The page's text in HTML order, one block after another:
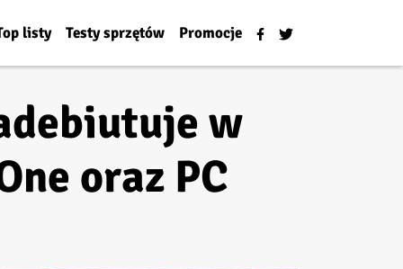
listy Testy sprzętów Promocje
w
oraz PC